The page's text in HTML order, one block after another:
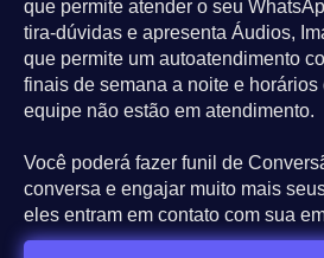
que permite atender o seu
tira-dúvidas e apresenta Áudios,
que permite um autoatendimento
finais de semana a noite e horários
equipe não estão em atendimento.
Você poderá fazer funil de
conversa e engajar muito mais
eles entram em contato com sua